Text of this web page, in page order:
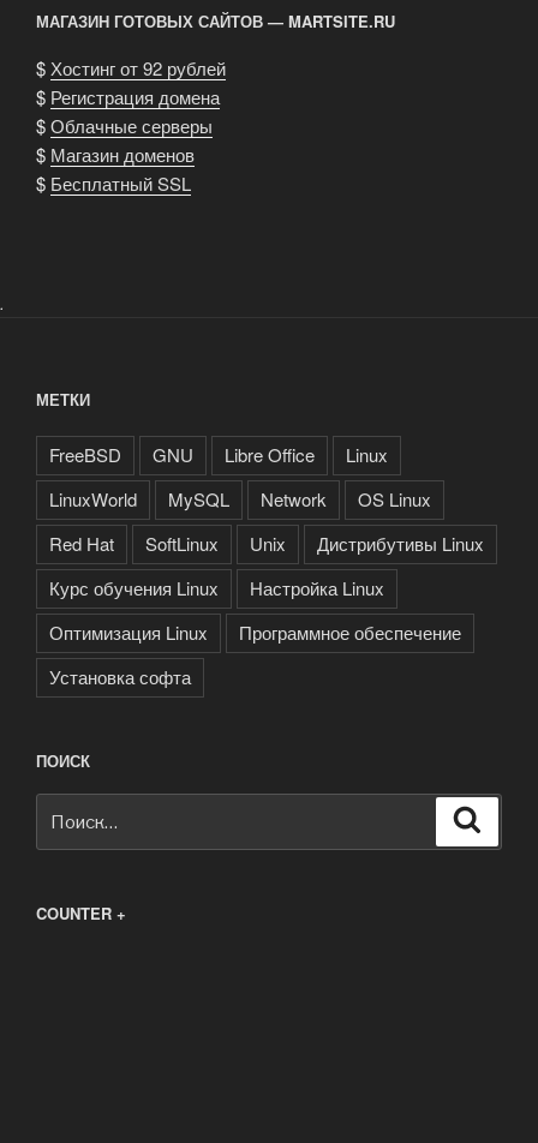
МАГАЗИН ГОТОВЫХ САЙТОВ — MARTSITE.RU
$ Хостинг от 92 рублей
$ Регистрация домена
$Облачные серверы
$ Магазин доменов
$ Бесплатный SSL
.
МЕТКИ
FreeBSD GNU Libre Office
Linux
LinuxWorld
MySQL Network
OS Linux
Red Hat
SoftLinux Unix
Дистрибутивы Linux
Курс обучения Linux
Настройка Linux
Оптимизация Linux
Программное обеспечение
Установка софта
ПОИСК
COUNTER +